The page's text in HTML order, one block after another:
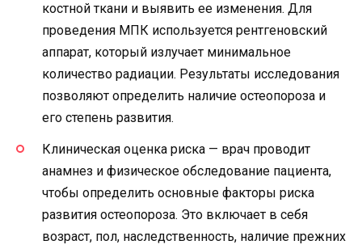
костной ткани и выявить ее изменения. Для
проведения МПК используется рентгеновский
аппарат, который излучает минимальное
количество радиации. Результаты исследования
позволяют определить наличие остеопороза и
его степень развития.
Клиническая оценка риска — врач проводит
анамнез и физическое обследование пациента,
чтобы определить основные факторы риска
развития остеопороза. Это включает в себя
возраст, пол, наследственность, наличие прежних